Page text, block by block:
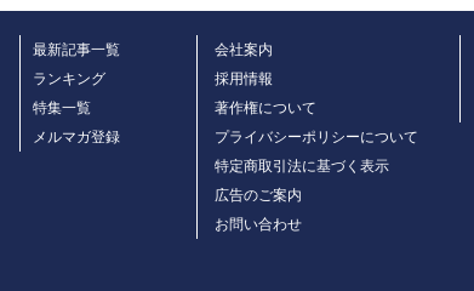
最新記事一覧
ランキング
特集一覧
メルマガ登録
会社案内
採用情報
著作権について
プライバシーポリシーについて
特定商取引法に基づく表示
広告のご案内
お問い合わせ